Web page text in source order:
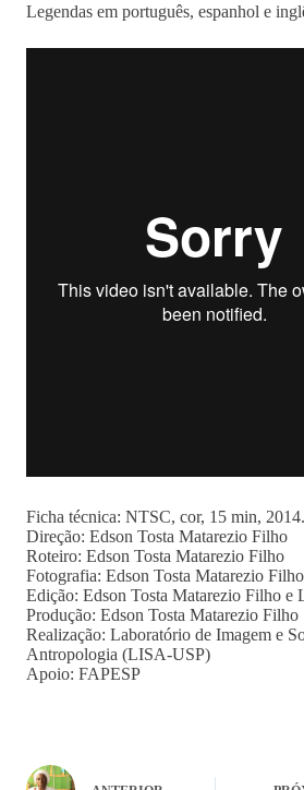
Legendas em português, espanhol e
Ficha técnica: NTSC, cor, 15 min, 2014.
Direção: Edson Tosta Matarezio Filho
Roteiro: Edson Tosta Matarezio Filho
Fotografia: Edson Tosta Matarezio Filho
Edição: Edson Tosta Matarezio Filho e
Produção: Edson Tosta Matarezio Filho
Realização: Laboratório de Imagem e
Antropologia (LISA-USP)
Apoio: FAPESP